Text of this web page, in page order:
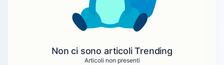
Non ci sono articoli Trending
Articoli non presenti